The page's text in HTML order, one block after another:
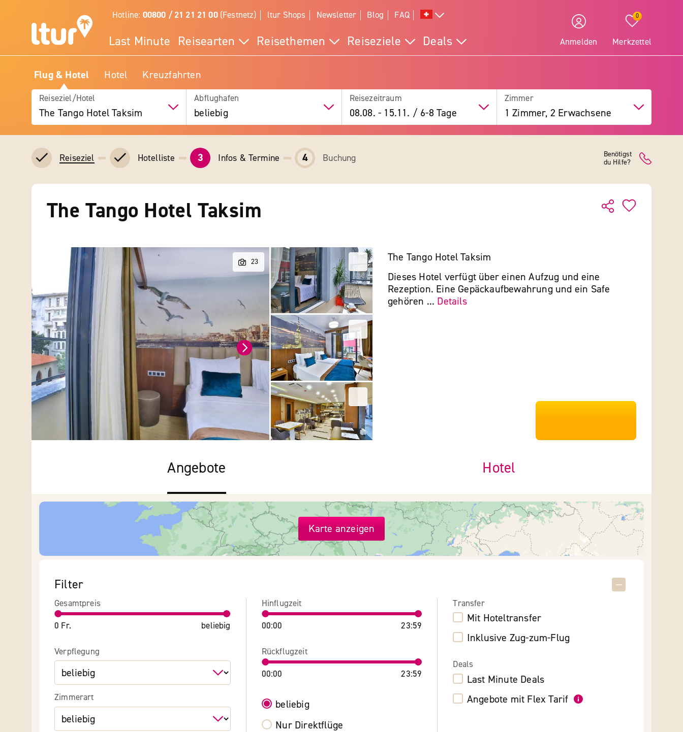
Hotline: 00800 / 21 21 21 00(Festnetz) ltur Shops Newsletter Blog FAQ
Last Minute Reisearten Reisethemen Reiseziele Deals Anmelden
0
Merkzettel
Flug & Hotel Hotel Kreuzfahrten
Reiseziel/Hotel
The Tango Hotel Taksim
Abflughafen
beliebig
Reisezeitraum
08.08. - 15.11. / 6-8 Tage
Zimmer
1 Zimmer, 2 Erwachsene
Reiseziel Hotelliste 3 Infos & Termine 4 Buchung
Benötigst
du Hilfe?
The Tango Hotel Taksim
The Tango Hotel Taksim
Dieses Hotel verfügt über einen Aufzug und eine
Rezeption. Eine Gepäckaufbewahrung und ein Safe
gehören ... Details
Angebote Hotel
Karte anzeigen
Filter
Gesamtpreis
0 Fr. beliebig
Verpflegung
Zimmerart
Hinflugzeit
00:00 23:59
Rückflugzeit
00:00 23:59
beliebig
Nur Direktflüge
Transfer
Mit Hoteltransfer
Inklusive Zug-zum-Flug
Deals
Last Minute Deals
Angebote mit Flex Tarif